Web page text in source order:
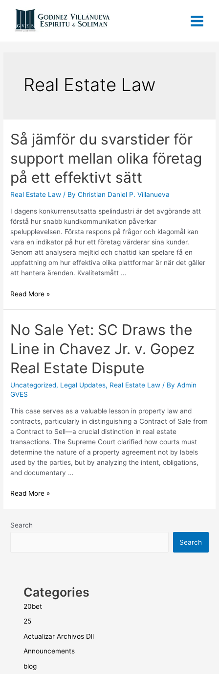
Real Estate Law
Så jämför du svarstider för
support mellan olika företag
på ett effektivt sätt
Real Estate Law / ByChristian Daniel P. Villanueva
I dagens konkurrensutsatta spelindustri är det avgörande att
förstå hur snabb kundkommunikation påverkar
spelupplevelsen. Första respons på frågor och klagomål kan
vara en indikator på hur ett företag värderar sina kunder.
Genom att analysera mejltid och chattid kan spelare få en
uppfattning om hur effektiva olika plattformar är när det gäller
att hantera ärenden. Kvalitetsmått …
Read More »
No Sale Yet: SC Draws the
Line in Chavez Jr. v. Gopez
Real Estate Dispute
Uncategorized, Legal Updates, Real Estate Law / ByAdmin
GVES
This case serves as a valuable lesson in property law and
contracts, particularly in distinguishing a Contract of Sale from
a Contract to Sell—a crucial distinction in real estate
transactions. The Supreme Court clarified how courts must
determine the nature of a property agreement not by labels
used by the parties, but by analyzing the intent, obligations,
and documentary …
Read More »
Search
Search
Categories
20bet
25
Actualizar Archivos Dll
Announcements
blog